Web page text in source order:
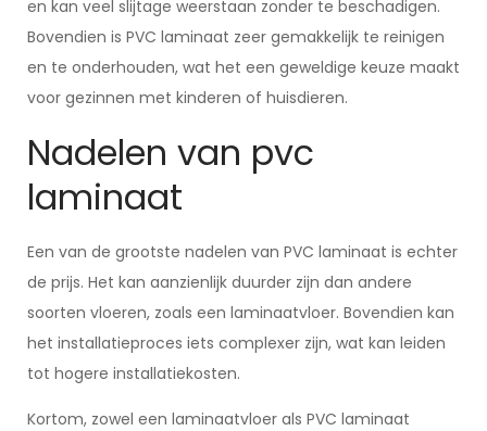
en kan veel slijtage weerstaan zonder te beschadigen.
Bovendien is PVC laminaat zeer gemakkelijk te reinigen
en te onderhouden, wat het een geweldige keuze maakt
voor gezinnen met kinderen of huisdieren.
Nadelen van pvc
laminaat
Een van de grootste nadelen van PVC laminaat is echter
de prijs. Het kan aanzienlijk duurder zijn dan andere
soorten vloeren, zoals een laminaatvloer. Bovendien kan
het installatieproces iets complexer zijn, wat kan leiden
tot hogere installatiekosten.
Kortom, zowel een laminaatvloer als PVC laminaat